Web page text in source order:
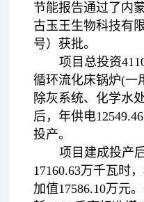
节能报告通过了内
古玉王生物科技有
号）获批。
项目总投资
循环流化床锅炉(一
除灰系统、化学水
后，年供电
投产。
项目建成投产
17160.63万千瓦时
加值17586.10万元